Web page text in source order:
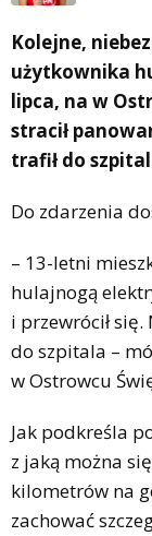
Kolejne,
użytkownika
lipca, na w
stracił
trafił do
Do zdarzenia
– 13-letni
hulajnogą
i przewrócił
do szpitala –
w Ostrowcu
Jak podkreśla
z jaką można
kilometrów na
zachować